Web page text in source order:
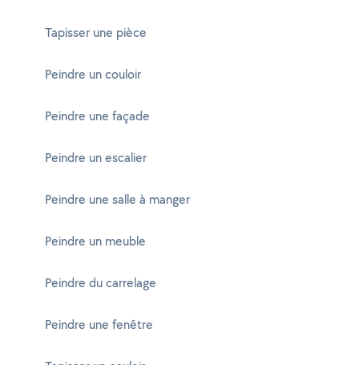
Tapisser une pièce
Peindre un couloir
Peindre une façade
Peindre un escalier
Peindre une salle à manger
Peindre un meuble
Peindre du carrelage
Peindre une fenêtre